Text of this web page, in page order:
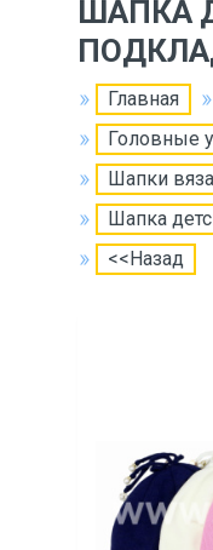
ШАПКА
Главная
Головные
Шапки
Шапка
<<Назад